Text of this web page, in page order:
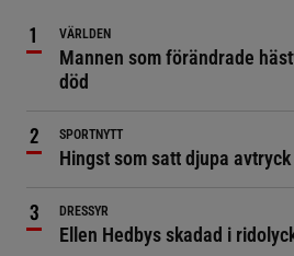
VÄRLDEN
Mannen som förändrade
död
SPORTNYTT
Hingst som satt djupa
DRESSYR
Ellen Hedbys skadad i